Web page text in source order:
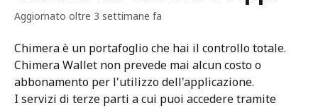
Aggiornato oltre 3 settimane fa
Chimera è un portafoglio che hai il controllo totale.
Chimera Wallet non prevede mai alcun costo o
abbonamento per l'utilizzo dell'applicazione.
I servizi di terze parti a cui puoi accedere tramite